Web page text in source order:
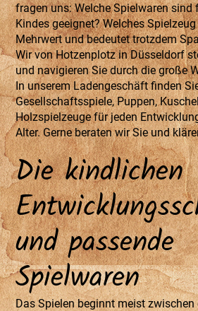
fragen uns: Welche Spielwaren sind
Kindes geeignet? Welches
Mehrwert und bedeutet trotzdem
Wir von Hotzenplotz in Düsseldorf
und navigieren Sie durch die große
In unserem Ladengeschäft finden
Gesellschaftsspiele, Puppen,
Holzspielzeuge für jeden
Alter. Gerne beraten wir Sie und
Die kindlichen
und passende
Spielwaren
Das Spielen beginnt meist zwischen